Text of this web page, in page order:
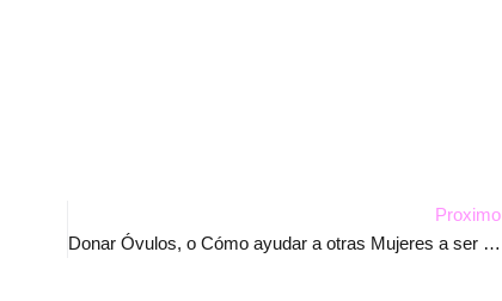
Proximo
Donar Óvulos, o Cómo ayudar a otras Mujeres a ser Madres